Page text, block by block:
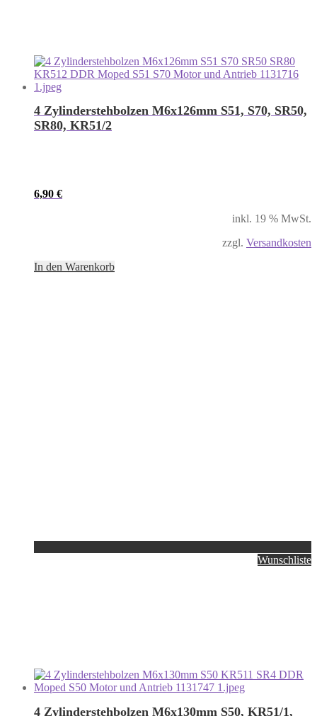
4 Zylinderstehbolzen M6x126mm S51, S70, SR50,
SR80, KR51/2
6,90 €
inkl. 19 % MwSt.
zzgl. Versandkosten
In den Warenkorb
Wunschliste
4 Zylinderstehbolzen M6x130mm S50, KR51/1,